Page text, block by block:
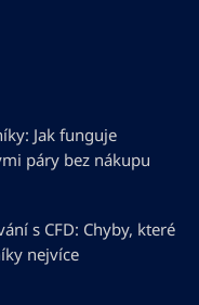
Jak funguje
páry bez nákupu
s CFD: Chyby, které
nejvíce